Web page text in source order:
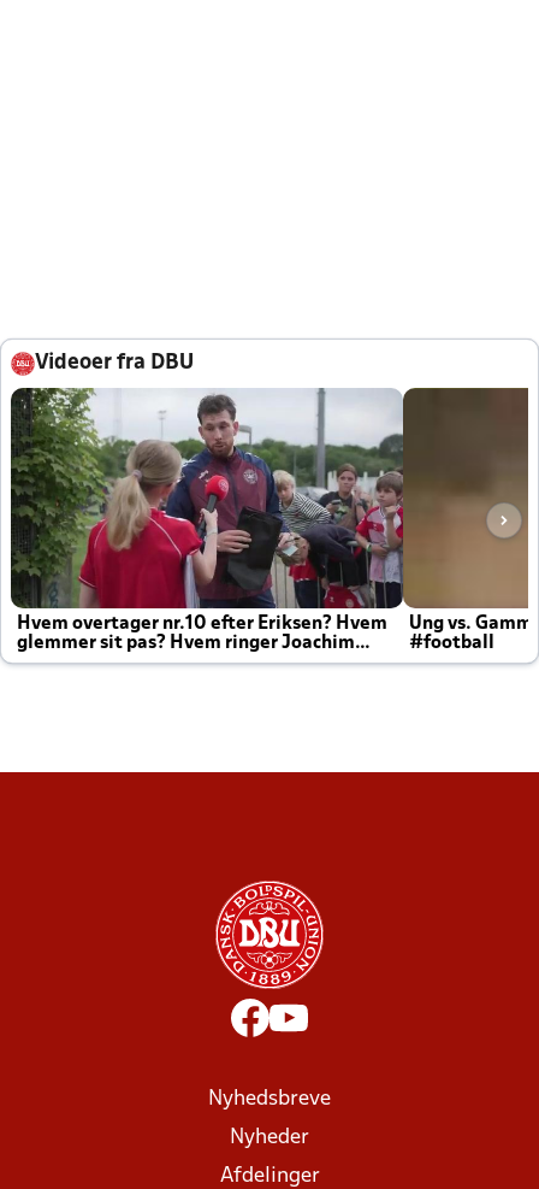
Videoer fra DBU
Hvem overtager nr.10 efter Eriksen? Hvem
glemmer sit pas? Hvem ringer Joachim
altid til efter kampe?
Ung vs.
#football
Nyhedsbreve
Nyheder
Afdelinger